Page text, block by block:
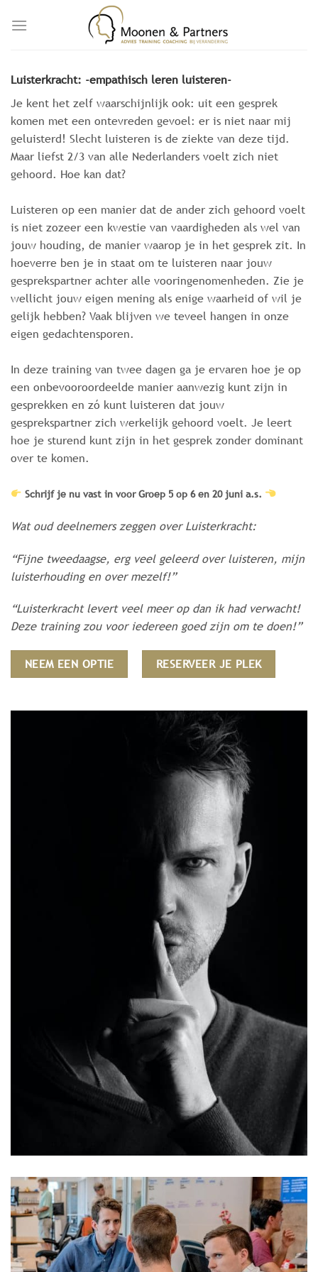
Luisterkracht: -empathisch leren luisteren-
Je kent het zelf waarschijnlijk ook: uit een gesprek
komen met een ontevreden gevoel: er is niet naar mij
geluisterd! Slecht luisteren is de ziekte van deze tijd.
Maar liefst 2/3 van alle Nederlanders voelt zich niet
gehoord. Hoe kan dat?
Luisteren op een manier dat de ander zich gehoord voelt
is niet zozeer een kwestie van vaardigheden als wel van
jouw houding, de manier waarop je in het gesprek zit. In
hoeverre ben je in staat om te luisteren naar jouw
gesprekspartner achter alle vooringenomenheden. Zie je
wellicht jouw eigen mening als enige waarheid of wil je
gelijk hebben? Vaak blijven we teveel hangen in onze
eigen gedachtensporen.
In deze training van twee dagen ga je ervaren hoe je op
een onbevooroordeelde manier aanwezig kunt zijn in
gesprekken en zó kunt luisteren dat jouw
gesprekspartner zich werkelijk gehoord voelt. Je leert
hoe je sturend kunt zijn in het gesprek zonder dominant
over te komen.
Schrijf je nu vast in voor Groep 5 op 6 en 20 juni a.s.
Wat oud deelnemers zeggen over Luisterkracht:
“Fijne tweedaagse, erg veel geleerd over luisteren, mijn
luisterhouding en over mezelf!”
“Luisterkracht levert veel meer op dan ik had verwacht!
Deze training zou voor iedereen goed zijn om te doen!”
NEEM EEN OPTIE RESERVEER JE PLEK